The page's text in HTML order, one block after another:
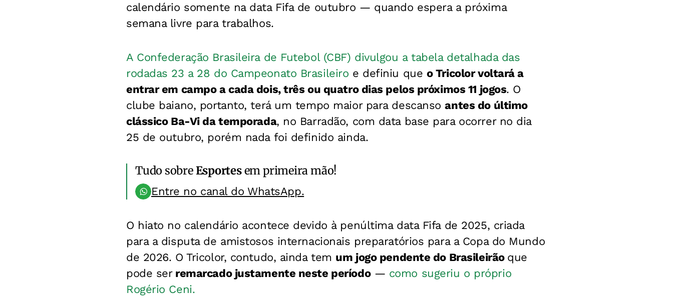
calendário somente na data Fifa de outubro — quando espera a próxima
semana livre para trabalhos.
A Confederação Brasileira de Futebol (CBF) divulgou a tabela detalhada das
rodadas 23 a 28 do Campeonato Brasileiro e definiu que o Tricolor voltará a
entrar em campo a cada dois, três ou quatro dias pelos próximos 11 jogos. O
clube baiano, portanto, terá um tempo maior para descansoantes do último
clássico Ba-Vi da temporada, no Barradão, com data base para ocorrer no dia
25 de outubro, porém nada foi definido ainda.
Tudo sobreEsportesem primeira mão!
Entre no canal do WhatsApp.
O hiato no calendário acontece devido à penúltima data Fifa de 2025, criada
para a disputa de amistosos internacionais preparatórios para a Copa do Mundo
de 2026. O Tricolor, contudo, ainda tem um jogo pendente do Brasileirão que
pode serremarcado justamente neste período— como sugeriu o próprio
Rogério Ceni.